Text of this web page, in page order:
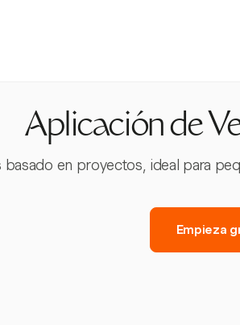
Aplicación de
en proyectos, ideal para
Empieza